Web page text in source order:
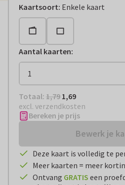
Kaartsoort: Enkele kaart
Aantal kaarten:
Totaal: € 1,69
Totaal: 1,79 1,69
excl. verzendkosten
Bereken je prijs
Bewerk je
Deze kaart is volledig te
Meer kaarten = meer
Ontvang GRATIS een